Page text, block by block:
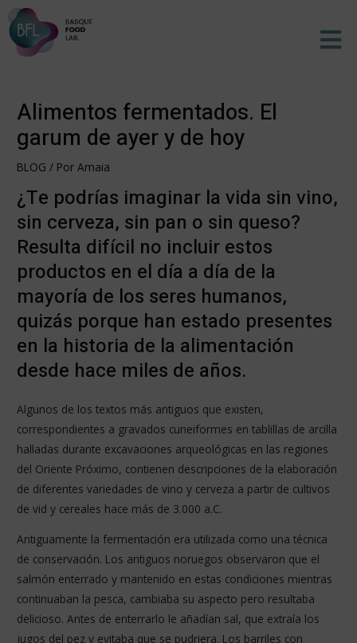
contenido
Alimentos fermentados. El
garum de ayer y de hoy
BLOG / PorAmaia
¿Te podrías imaginar la vida sin vino,
sin cerveza, sin pan o sin queso?
Resulta difícil no incluir estos
productos en el día a día de la
mayoría de los seres humanos,
quizás porque han estado presentes
en la historia de la alimentación
desde hace miles de años.
Algunos de los textos más antiguos que existen,
correspondientes a gravados cuneiformes en tablillas de arcilla
halladas durante excavaciones arqueológicas en las regiones
del Oriente Próximo, contienen descripciones de la elaboración
de diferentes variedades de vino y cerveza a partir de cultivos
de vid y cereales hace más de 3.000 a.C.
Antiguamente la fermentación era utilizada como una técnica
de conservación. Los antiguos noruegos observaron que el
salmón enterrado y mantenido en estas condiciones mientras
continuaban la pesca, cambiaba su aspecto pero resultaba
delicioso. Antes de enterrarlo le añadían sal, que extraía los
jugos del pez y evitaba que se pudriera. Los barriles con